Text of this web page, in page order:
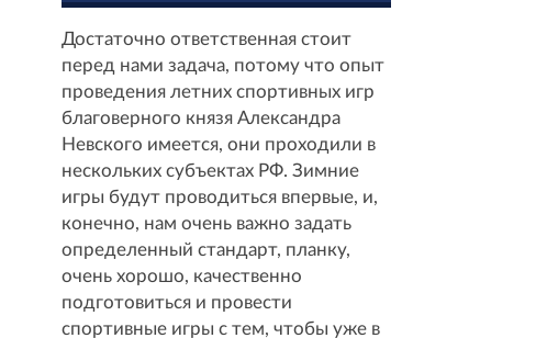
Достаточно ответственная стоит
перед нами задача, потому что опыт
проведения летних спортивных игр
благоверного князя Александра
Невского имеется, они проходили в
нескольких субъектах РФ. Зимние
игры будут проводиться впервые, и,
конечно, нам очень важно задать
определенный стандарт, планку,
очень хорошо, качественно
подготовиться и провести
спортивные игры с тем, чтобы уже в